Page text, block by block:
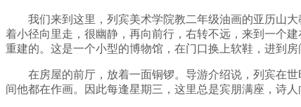
我们来到这里，列宾美术学院教二年级油画的亚历山
着小径向里走，很幽静，再向前行，右转不远，来到一个
重建的。这是一个小型的博物馆，在门口换上软鞋，进到房
在房屋的前厅，放着一面铜锣。导游介绍说，列宾在
间他都在作画。因此每逢星期三，这里总是宾朋满座，诗